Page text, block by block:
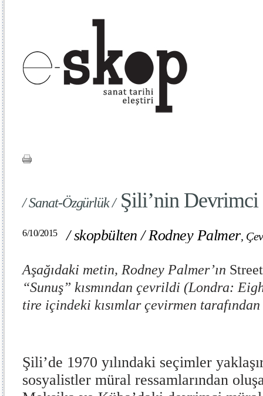
/ Sanat-Özgürlük /Şili’nin Devrimci
6/10/2015 /skopbülten /Rodney Palmer,
Aşağıdaki metin, Rodney Palmer’ın
“Sunuş” kısmından çevrildi (Londra:
tire içindeki kısımlar çevirmen
Şili’de 1970 yılındaki seçimler
sosyalistler müral ressamlarından